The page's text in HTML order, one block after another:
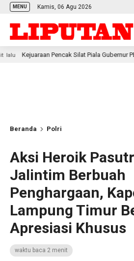
MENU Kamis, 06 Agu 2026
Pencak Silat Piala Gubernur PBD 2026, Atlet
Beranda Polri
Aksi Heroik
Jalintim Berbuah
Penghargaan,
Lampung Timur
Apresiasi Khusus
waktu baca 2 menit